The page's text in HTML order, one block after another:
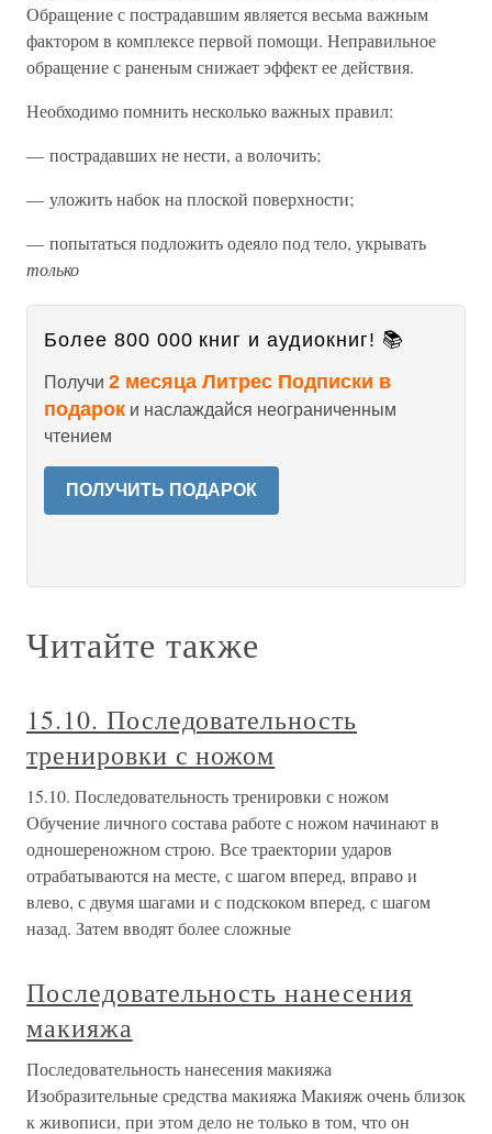
Обращение с пострадавшим является весьма важным
фактором в комплексе первой помощи. Неправильное
обращение с раненым снижает эффект ее действия.
Необходимо помнить несколько важных правил:
— пострадавших не нести, а волочить;
— уложить набок на плоской поверхности;
— попытаться подложить одеяло под тело, укрывать
только
Более 800 000 книг и аудиокниг! 📚
Получи 2 месяца Литрес Подписки в
подарок и наслаждайся неограниченным
чтением
ПОЛУЧИТЬ ПОДАРОК
Читайте также
15.10. Последовательность
тренировки с ножом
15.10. Последовательность тренировки с ножом
Обучение личного состава работе с ножом начинают в
одношереножном строю. Все траектории ударов
отрабатываются на месте, с шагом вперед, вправо и
влево, с двумя шагами и с подскоком вперед, с шагом
назад. Затем вводят более сложные
Последовательность нанесения
макияжа
Последовательность нанесения макияжа
Изобразительные средства макияжа Макияж очень близок
к живописи, при этом дело не только в том, что он